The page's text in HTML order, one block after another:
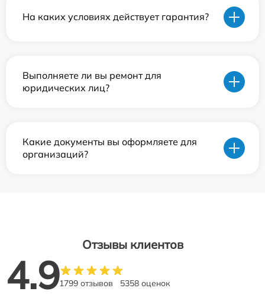
На каких условиях действует гарантия?
Выполняете ли вы ремонт для
юридических лиц?
Какие документы вы оформляете для
организаций?
Отзывы клиентов
4.91799 отзывов 5358 оценок